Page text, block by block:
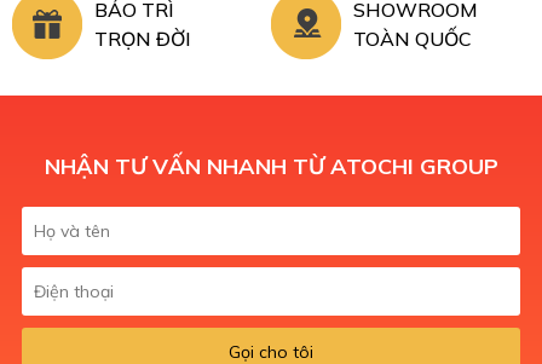
BẢO TRÌ
TRỌN ĐỜI
SHOWROOM
TOÀN QUỐC
NHẬN TƯ VẤN NHANH TỪ ATOCHI GROUP
Gọi cho tôi